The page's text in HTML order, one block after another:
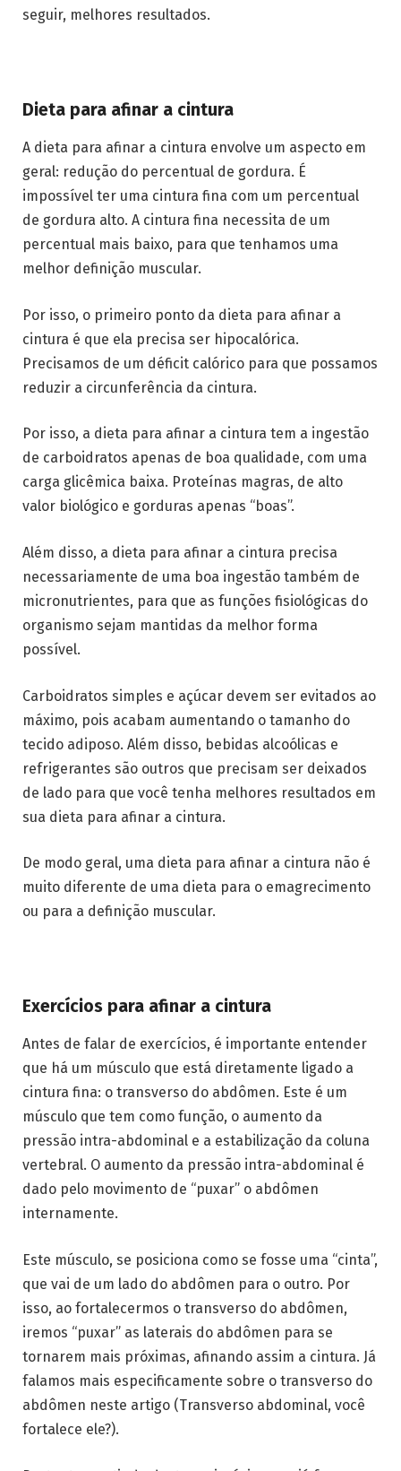
seguir, melhores resultados.
Dieta para afinar a cintura
A dieta para afinar a cintura envolve um aspecto em
geral: redução do percentual de gordura. É
impossível ter uma cintura fina com um percentual
de gordura alto. A cintura fina necessita de um
percentual mais baixo, para que tenhamos uma
melhor definição muscular.
Por isso, o primeiro ponto da dieta para afinar a
cintura é que ela precisa ser hipocalórica.
Precisamos de um déficit calórico para que possamos
reduzir a circunferência da cintura.
Por isso, a dieta para afinar a cintura tem a ingestão
de carboidratos apenas de boa qualidade, com uma
carga glicêmica baixa. Proteínas magras, de alto
valor biológico e gorduras apenas “boas”.
Além disso, a dieta para afinar a cintura precisa
necessariamente de uma boa ingestão também de
micronutrientes, para que as funções fisiológicas do
organismo sejam mantidas da melhor forma
possível.
Carboidratos simples e açúcar devem ser evitados ao
máximo, pois acabam aumentando o tamanho do
tecido adiposo. Além disso, bebidas alcoólicas e
refrigerantes são outros que precisam ser deixados
de lado para que você tenha melhores resultados em
sua dieta para afinar a cintura.
De modo geral, uma dieta para afinar a cintura não é
muito diferente de uma dieta para o emagrecimento
ou para a definição muscular.
Exercícios para afinar a cintura
Antes de falar de exercícios, é importante entender
que há um músculo que está diretamente ligado a
cintura fina: o transverso do abdômen. Este é um
músculo que tem como função, o aumento da
pressão intra-abdominal e a estabilização da coluna
vertebral. O aumento da pressão intra-abdominal é
dado pelo movimento de “puxar” o abdômen
internamente.
Este músculo, se posiciona como se fosse uma “cinta”,
que vai de um lado do abdômen para o outro. Por
isso, ao fortalecermos o transverso do abdômen,
iremos “puxar” as laterais do abdômen para se
tornarem mais próximas, afinando assim a cintura. Já
falamos mais especificamente sobre o transverso do
abdômen neste artigo (Transverso abdominal, você
fortalece ele?).